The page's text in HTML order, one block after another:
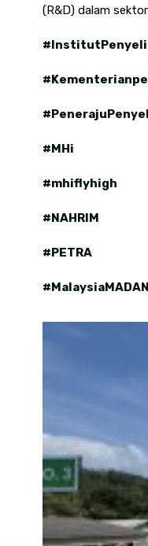
(R&D) dalam
#MHi
#mhiflyhigh
#NAHRIM
#PETRA